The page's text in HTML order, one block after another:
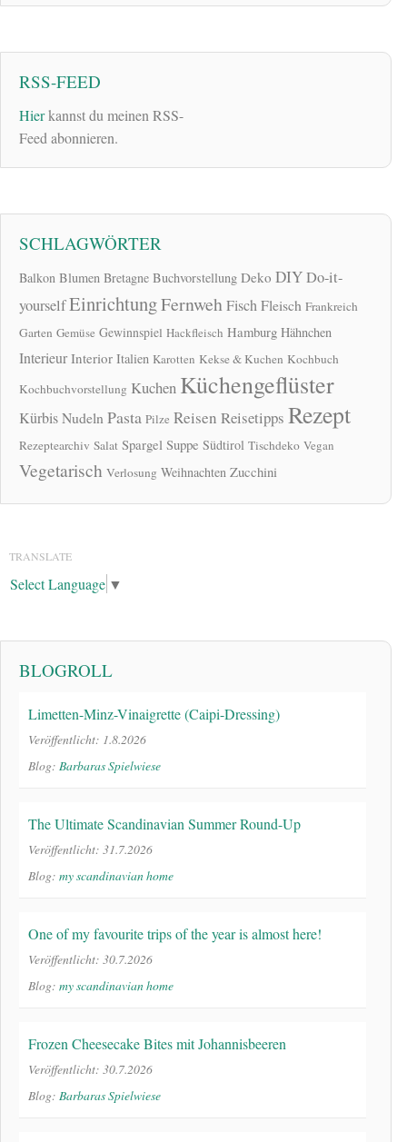
RSS-FEED
Hierkannst du meinen RSS-
Feed abonnieren.
SCHLAGWÖRTER
Balkon Blumen Bretagne Buchvorstellung Deko DIYDo-it-
yourselfEinrichtungFernwehFischFleisch Frankreich
Garten Gemüse Gewinnspiel Hackfleisch Hamburg Hähnchen
Interieur Interior Italien Karotten Kekse & Kuchen Kochbuch
Kochbuchvorstellung Kuchen Küchengeflüster
KürbisNudeln Pasta Pilze Reisen Reisetipps Rezept
Rezeptearchiv Salat Spargel Suppe Südtirol Tischdeko Vegan
Vegetarisch Verlosung Weihnachten Zucchini
TRANSLATE
Select Language ▼
BLOGROLL
Limetten-Minz-Vinaigrette (Caipi-Dressing)
Veröffentlicht: 1.8.2026
Blog: Barbaras Spielwiese
The Ultimate Scandinavian Summer Round-Up
Veröffentlicht: 31.7.2026
Blog: my scandinavian home
One of my favourite trips of the year is almost here!
Veröffentlicht: 30.7.2026
Blog: my scandinavian home
Frozen Cheesecake Bites mit Johannisbeeren
Veröffentlicht: 30.7.2026
Blog: Barbaras Spielwiese